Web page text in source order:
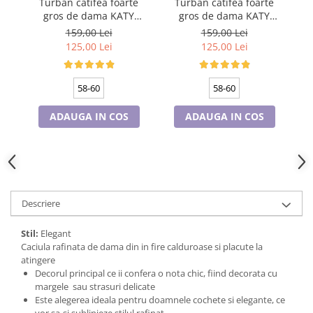
Cadouri pentru Doctori
Cadouri pentru Sfânta Maria
gros de dama KATY
marime 58-60, captuseala
polar, culoare bleomarin
159,00 Lei
125,00 Lei
58-60
ADAUGA IN COS
gros de dama KATY
marime 58-60, captuseala
polar, culoare verde
emerald
159,00 Lei
125,00 Lei
58-60
ADAUGA IN COS
Descriere
Stil: Elegant
Caciula rafinata de dama din in fire calduroase si placute la
atingere
Decorul principal ce ii confera o nota chic, fiind decorata cu
margele sau strasuri delicate
Este alegerea ideala pentru doamnele cochete si elegante, ce